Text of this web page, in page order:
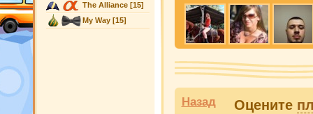
The Alliance[15]
My Way[15]
Назад Оцените